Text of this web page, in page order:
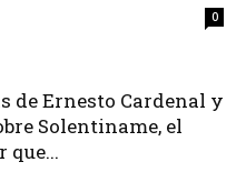
0
de Ernesto Cardenal y
Solentiname, el
que...